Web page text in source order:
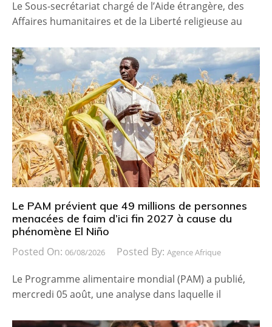
Le Sous-secrétariat chargé de l’Aide étrangère, des
Affaires humanitaires et de la Liberté religieuse au
Le PAM prévient que 49 millions de personnes
menacées de faim d’ici fin 2027 à cause du
phénomène El Niño
Posted On: 06/08/2026 Posted By: Agence Afrique
Le Programme alimentaire mondial (PAM) a publié,
mercredi 05 août, une analyse dans laquelle il